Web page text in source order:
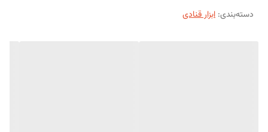
دسته‌بندی: ابزار قنادی